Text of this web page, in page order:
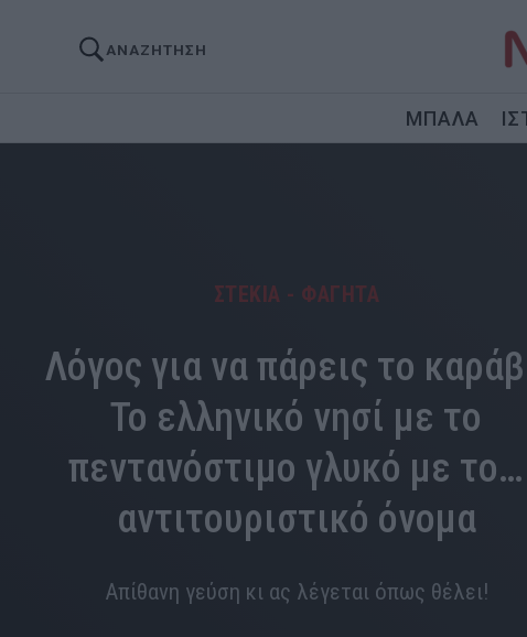
ΑΝΑΖΗΤΗΣΗ
ΜΠΑΛΑ
ΣΤΕΚΙΑ - ΦΑΓΗΤΑ
Λόγος για να πάρεις το
Το ελληνικό νησί με το
πεντανόστιμο γλυκό με το…
αντιτουριστικό όνομα
Απίθανη γεύση κι ας λέγεται όπως θέλει!